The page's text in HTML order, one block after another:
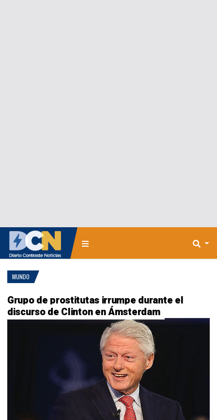
MUNDO
Grupo de prostitutas irrumpe durante el
discurso de Clinton en Ámsterdam